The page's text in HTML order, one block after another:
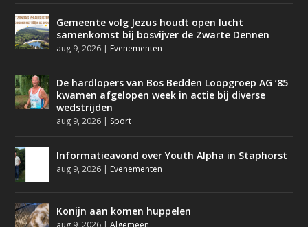
Gemeente volg Jezus houdt open lucht
samenkomst bij bosvijver de Zwarte Dennen
aug 9, 2026 | Evenementen
De hardlopers van Bos Bedden Loopgroep AG ’85
kwamen afgelopen week in actie bij diverse
wedstrijden
aug 9, 2026 | Sport
Informatieavond over Youth Alpha in Staphorst
aug 9, 2026 | Evenementen
Konijn aan komen huppelen
aug 9, 2026 |Algemeen